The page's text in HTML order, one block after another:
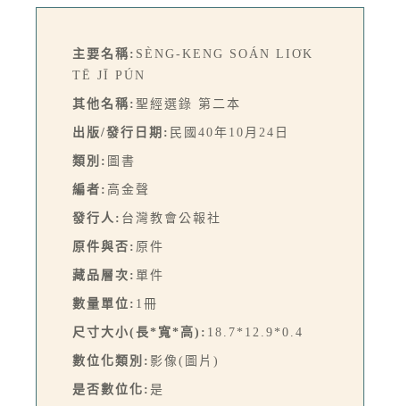
主要名稱: SÈNG-KENG SOÁN LIO̍K
TĒ JĪ PÚN
其他名稱: 聖經選錄 第二本
出版/發行日期: 民國40年10月24日
類別: 圖書
編者: 高金聲
發行人: 台灣教會公報社
原件與否: 原件
藏品層次: 單件
數量單位: 1冊
尺寸大小(長*寬*高): 18.7*12.9*0.4
數位化類別: 影像(圖片)
是否數位化: 是